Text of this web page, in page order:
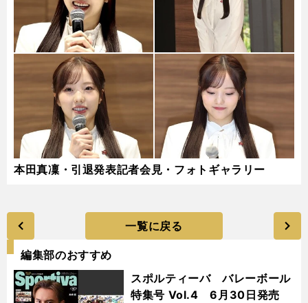
本田真凜・引退発表記者会見・フォトギャラリー
一覧に戻る
編集部のおすすめ
スポルティーバ バレーボール
特集号 Vol.4 6月30日発売